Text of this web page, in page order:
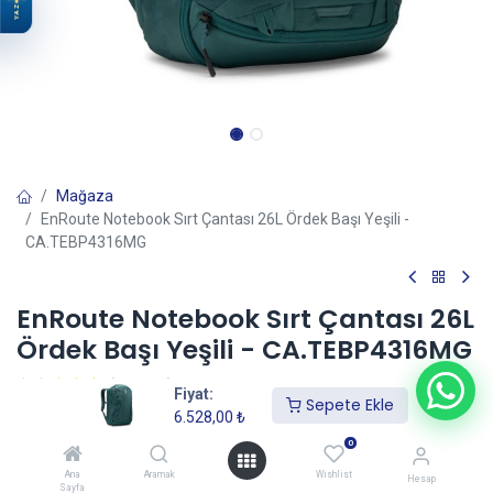
Fiyat:
6.528,00 ₺
Sepete Ekle
Ana
Sayfa
Aramak
0
Wishlist Hesap
Mağaza
EnRoute Notebook Sırt Çantası 26L Ördek Başı Yeşili -
CA.TEBP4316MG
EnRoute Notebook Sırt Çantası 26L
Ördek Başı Yeşili - CA.TEBP4316MG
(0 incele)
6.528,00₺
YAZ